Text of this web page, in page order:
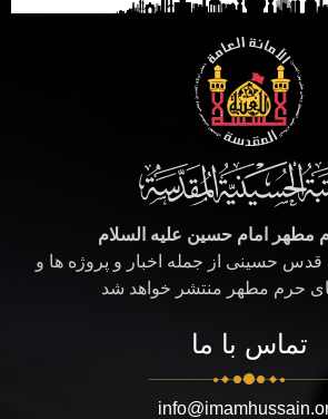
مطهر امام حسین علیه السلام
قدس حسینی از جمله اخبار و پروژه ها و
حرم مطهر منتشر خواهد شد
تماس با ما